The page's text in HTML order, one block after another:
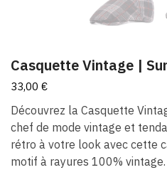
Casquette Vintage​ |
33,00 €
Découvrez la Casquette
chef de mode vintage et
rétro à votre look avec cette
motif à rayures 100% vintage.